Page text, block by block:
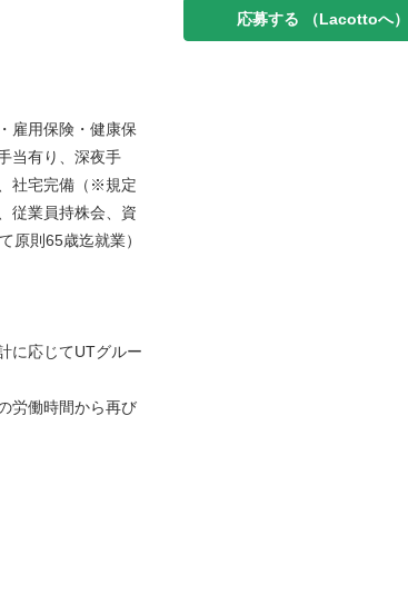
雇用保険・健康保
当有り、深夜手
社宅完備（※規定
従業員持株会、資
原則65歳迄就業）
に応じてUTグルー
労働時間から再び
応募する （Lacottoへ）